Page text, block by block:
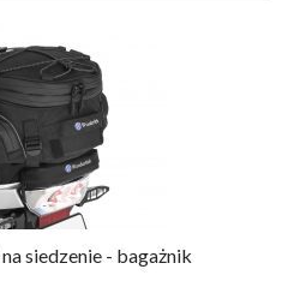
siedzenie - bagażnik